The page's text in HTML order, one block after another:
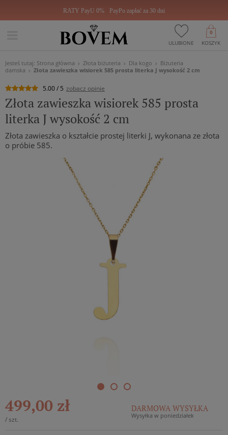
RATY PayU 0% PayPo zapłać za 30 dni
ULUBIONE KOSZYK
0
Jesteś tutaj: Strona główna Złota biżuteria Dla kogo
Biżuteria
damska
Złota zawieszka wisiorek 585 prosta literka J wysokość 2 cm
5.00 / 5 zobacz opinie
Złota zawieszka wisiorek 585 prosta
literka J wysokość 2 cm
Złota zawieszka o kształcie prostej literki J, wykonana ze złota
o próbie 585.
499,00 zł
/ szt.
DARMOWA WYSYŁKA
Wysyłka w poniedziałek